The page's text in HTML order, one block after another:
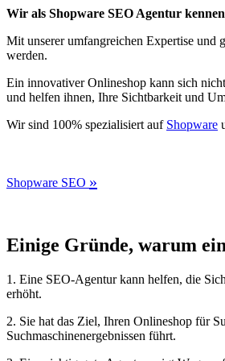
Wir als Shopware SEO Agentur
Mit unserer umfangreichen Expertise und
werden.
Ein innovativer Onlineshop kann sich
und helfen ihnen, Ihre Sichtbarkeit und
Wir sind 100% spezialisiert auf Shopware
Shopware SEO »
Einige Gründe, warum
1. Eine SEO-Agentur kann helfen, die
erhöht.
2. Sie hat das Ziel, Ihren Onlineshop für
Suchmaschinenergebnissen führt.